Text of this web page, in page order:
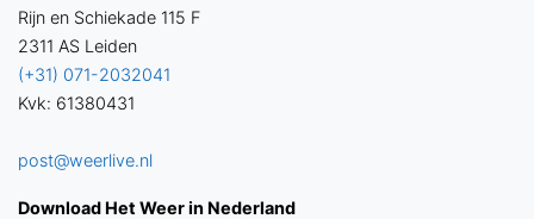
Rijn en Schiekade 115 F
2311 AS Leiden
(+31) 071-2032041
Kvk: 61380431
post@weerlive.nl
Download Het Weer in Nederland